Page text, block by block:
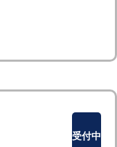
受付中